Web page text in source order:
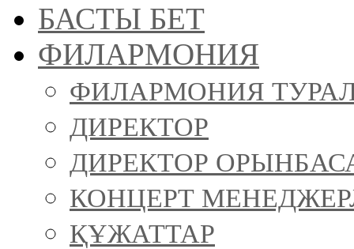
БАСТЫ БЕТ
ФИЛАРМОНИЯ
ФИЛАРМОНИЯ
ДИРЕКТОР
ДИРЕКТОР
КОНЦЕРТ
ҚҰЖАТТАР